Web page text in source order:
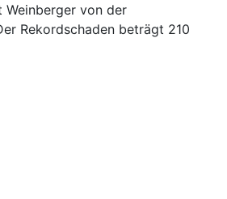
Weinberger von der
Rekordschaden beträgt 210